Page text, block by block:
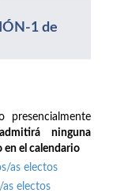
1 de
ninguna
en el calendario
as electos
electos